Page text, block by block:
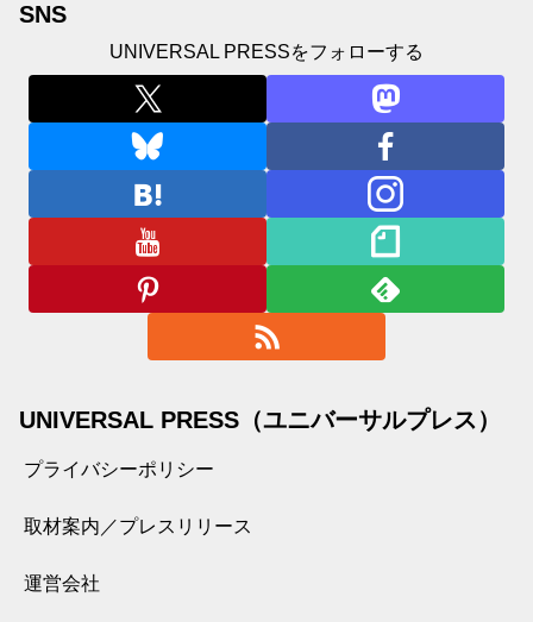
SNS
UNIVERSAL PRESSをフォローする
UNIVERSAL PRESS（ユニバーサルプレス）
プライバシーポリシー
取材案内／プレスリリース
運営会社